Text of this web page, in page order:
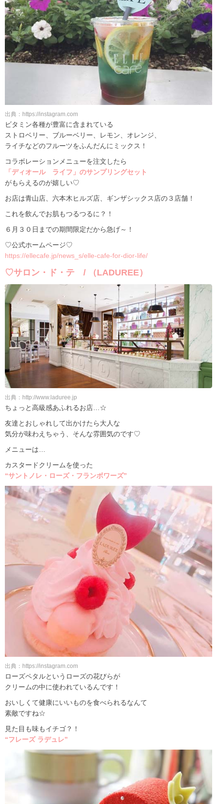
出典：https://instagram.com
ビタミン各種が豊富に含まれている
ストロベリー、ブルーベリー、レモン、オレンジ、
ライチなどのフルーツをふんだんにミックス！
コラボレーションメニューを注文したら
「ディオール ライフ」のサンプリングセット
がもらえるのが嬉しい♡
お店は青山店、六本木ヒルズ店、ギンザシックス店の３店舗！
これを飲んでお肌もつるつるに？！
６月３０日までの期間限定だから急げ～！
♡公式ホームページ♡
https://ellecafe.jp/news_s/elle-cafe-for-dior-life/
♡サロン・ド・テ / （LADUREE）
出典：http://www.laduree.jp
ちょっと高級感あふれるお店…☆
友達とおしゃれして出かけたら大人な
気分が味わえちゃう、そんな雰囲気のです♡
メニューは…
カスタードクリームを使った
“サントノレ・ローズ・フランボワーズ”
出典：https://instagram.com
ローズペタルというローズの花びらが
クリームの中に使われているんです！
おいしくて健康にいいものを食べられるなんて
素敵ですね☆
見た目も味もイチゴ？！
“フレーズ ラデュレ”